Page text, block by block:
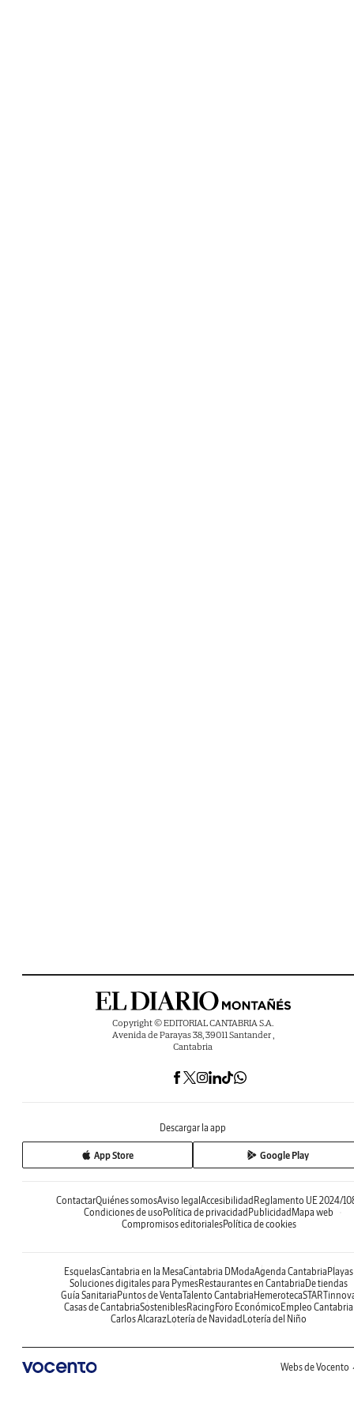
Copyright © EDITORIAL CANTABRIA S.A.
Avenida de Parayas 38, 39011 Santander ,
Cantabria
Descargar la app
App Store Google Play
ContactarQuiénes somosAviso legal Accesibilidad Reglamento UE 2024/
Condiciones de uso Política de privacidad Publicidad Mapa web
Compromisos editorialesPolítica de cookies
EsquelasCantabria en la MesaCantabria DModaAgenda Cantabria Playas
Soluciones digitales para PymesRestaurantes en Cantabria De tiendas
Guía Sanitaria Puntos de VentaTalento Cantabria Hemeroteca
Casas de CantabriaSosteniblesRacing Foro Económico Empleo Cantabria
Carlos AlcarazLotería de Navidad Lotería del Niño
Webs de Vocento